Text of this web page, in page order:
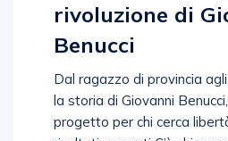
rivoluzione di
Benucci
Dal ragazzo di provincia
la storia di Giovanni
progetto per chi cerca